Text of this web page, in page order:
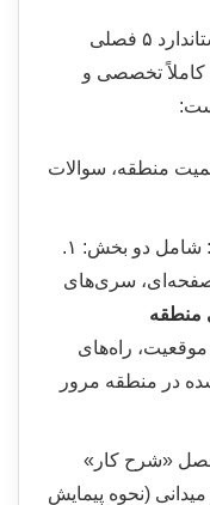
ساختار پایان نامه زمین شناسی از استاندارد ۵ فصلی
کاملاً تخصصی و
منطقه، سوالات
شامل دو بخش: ۱.
صفحه‌ای، سری‌های
منطقه
راه‌های
در منطقه مرور
فصل «شرح کار»
کار میدانی (نحوه پیمایش